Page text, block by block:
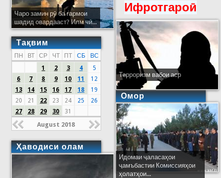
Чаро замин рӯ ба гармои
шадид овардааст? Илм чӣ...
Тақвим
ПН ВТ СР ЧТ ПТ СБ
ВС
1
2 3 4
5
6
7 8 9 10 11
12
13
14 15 16 17 18
19
20
21 22 23 24 25
26
27
28 29 30 31
August 2018
Ҳаводиси олам
Ифротгароӣ
Терроризм вабои аср
Омор
Идомаи ҷаласаҳои
ҷамъбастии Комиссияҳои
ҳолатҳои...